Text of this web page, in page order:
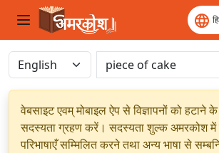
वेबसाइट एवम् मोबाइल ऐप से विज्ञापनों को हटाने
सदस्यता ग्रहण करें। सदस्यता शुल्क अमरकोश में
परिभाषाएँ सम्मिलित करने तथा अन्य भाषा से